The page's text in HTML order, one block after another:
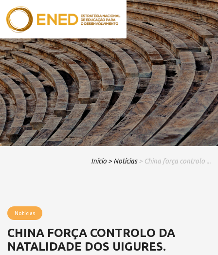
Início > Notícias > China força controlo ...
Notícias
CHINA FORÇA CONTROLO DA
NATALIDADE DOS UIGURES.